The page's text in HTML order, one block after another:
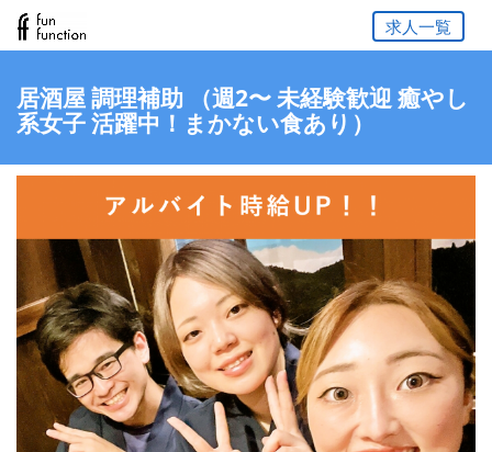
求人一覧
居酒屋 調理補助 （週2〜 未経験歓迎 癒やし
系女子 活躍中！まかない食あり）